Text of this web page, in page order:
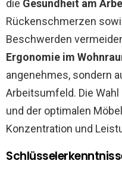
die Gesundheit am
Rückenschmerzen
Beschwerden
Ergonomie im
angenehmes, sondern
Arbeitsumfeld. Die
und der optimalen
Konzentration und